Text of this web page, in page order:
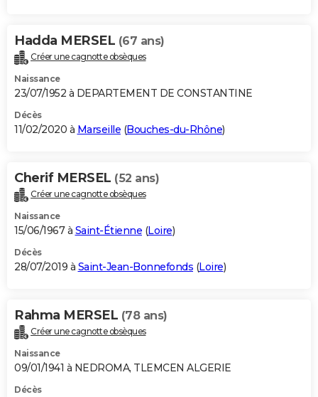
Hadda MERSEL (67 ans)
Créer une cagnotte obsèques
Naissance
23/07/1952 à DEPARTEMENT DE CONSTANTINE
Décès
11/02/2020 à Marseille (Bouches-du-Rhône)
Cherif MERSEL (52 ans)
Créer une cagnotte obsèques
Naissance
15/06/1967 à Saint-Étienne (Loire)
Décès
28/07/2019 à Saint-Jean-Bonnefonds (Loire)
Rahma MERSEL (78 ans)
Créer une cagnotte obsèques
Naissance
09/01/1941 à NEDROMA, TLEMCEN ALGERIE
Décès